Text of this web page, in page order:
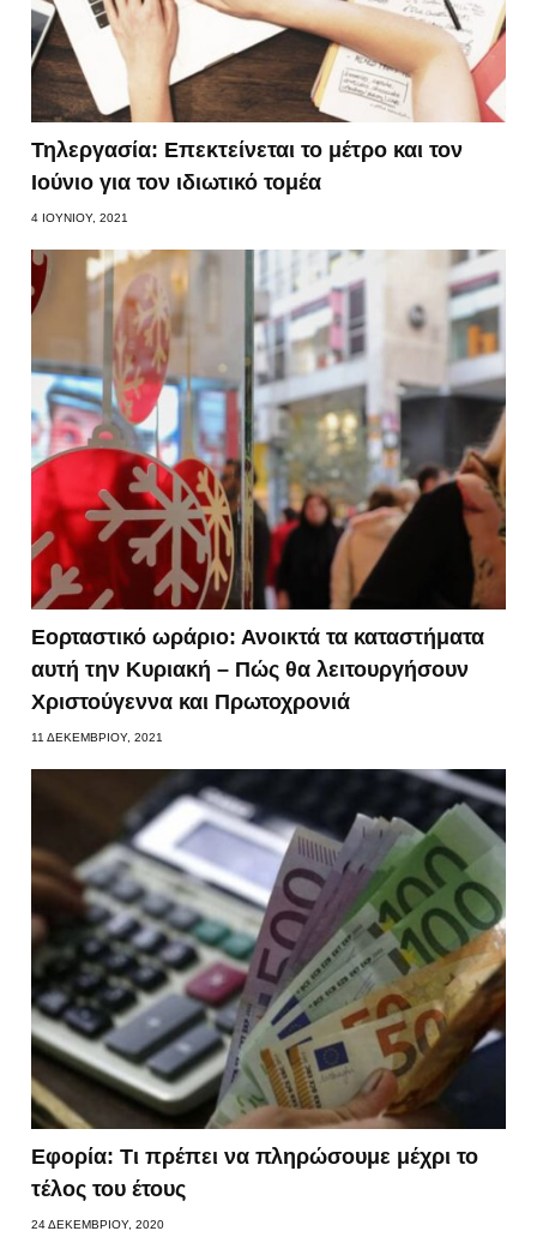
Τηλεργασία: Επεκτείνεται το μέτρο και τον
Ιούνιο για τον ιδιωτικό τομέα
4 ΙΟΥΝΊΟΥ, 2021
Εορταστικό ωράριο: Ανοικτά τα καταστήματα
αυτή την Κυριακή – Πώς θα λειτουργήσουν
Χριστούγεννα και Πρωτοχρονιά
11 ΔΕΚΕΜΒΡΊΟΥ, 2021
Εφορία: Τι πρέπει να πληρώσουμε μέχρι το
τέλος του έτους
24 ΔΕΚΕΜΒΡΊΟΥ, 2020